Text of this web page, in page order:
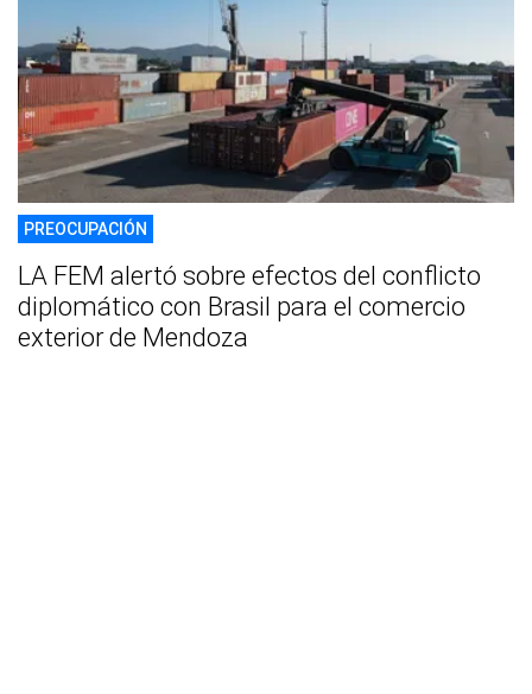
PREOCUPACIÓN
LA FEM alertó sobre efectos del conflicto
diplomático con Brasil para el comercio
exterior de Mendoza